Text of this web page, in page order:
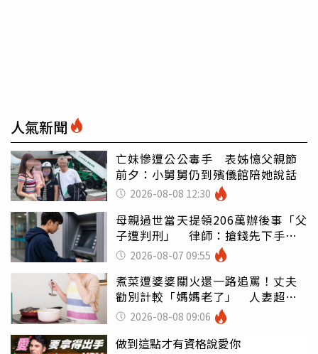
人氣新聞
亡妹慘遭公公毒手 表姊憶父親節
前夕：小舅舅仍到殯儀館陪她說話
2026-08-08 12:30
母親過世當天提領206萬辦後事「父
子遭判刑」 律師：搶錢先下手是
罪 2026-08-07 09:55
煮菜遭婆婆關火還一路追罵！丈夫
勸別計較「媽媽老了」 人妻超崩
潰：我像台傭
2026-08-08 09:06
做到這點才有資格說愛你